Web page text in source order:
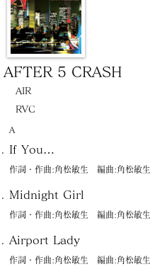
AFTER 5 CRASH
AIR
RVC
Ａ
If You…
作詞・作曲:角松敏生 編曲:角松敏生
Midnight Girl
作詞・作曲:角松敏生 編曲:角松敏生
Airport Lady
作詞・作曲:角松敏生 編曲:角松敏生